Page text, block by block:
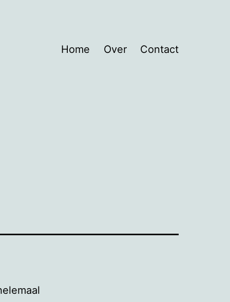
Home Over Contact